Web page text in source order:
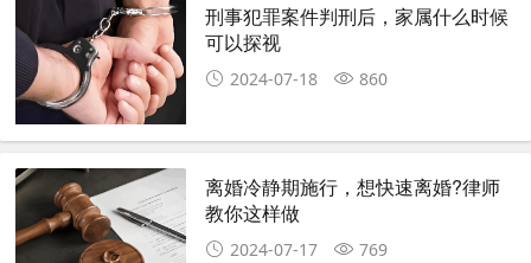
刑事犯罪案件判刑后，家属什么时候
可以探视
2024-07-18 860
离婚冷静期施行，想快速离婚?律师
教你这样做
2024-07-17 769